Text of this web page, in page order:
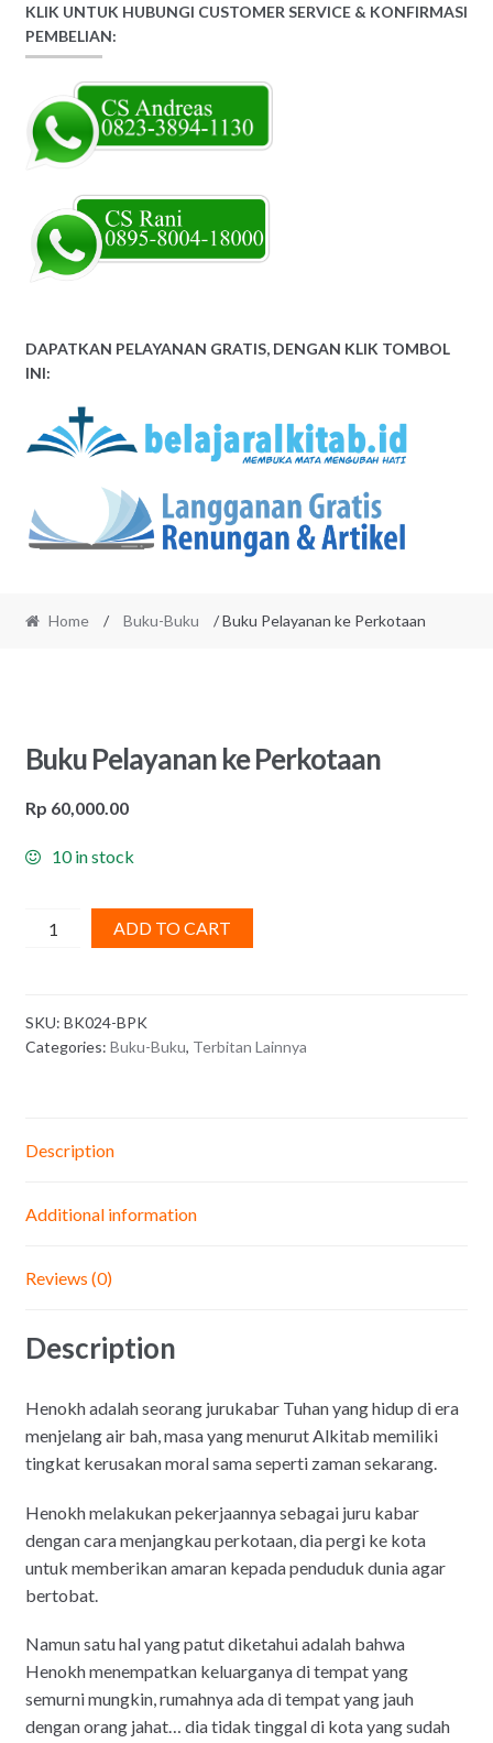
KLIK UNTUK HUBUNGI CUSTOMER SERVICE & KONFIRMASI
PEMBELIAN:
DAPATKAN PELAYANAN GRATIS, DENGAN KLIK TOMBOL
INI:
Home / Buku-Buku / Buku Pelayanan ke Perkotaan
Buku Pelayanan ke Perkotaan
Rp 60,000.00
10 in stock
Buku
Pelayanan
quantity
ADD TO CART
SKU: BK024-BPK
Categories: Buku-Buku, Terbitan Lainnya
Description
Additional information
Reviews (0)
Description
Henokh adalah seorang jurukabar Tuhan yang hidup di era
menjelang air bah, masa yang menurut Alkitab memiliki
tingkat kerusakan moral sama seperti zaman sekarang.
Henokh melakukan pekerjaannya sebagai juru kabar
dengan cara menjangkau perkotaan, dia pergi ke kota
untuk memberikan amaran kepada penduduk dunia agar
bertobat.
Namun satu hal yang patut diketahui adalah bahwa
Henokh menempatkan keluarganya di tempat yang
semurni mungkin, rumahnya ada di tempat yang jauh
dengan orang jahat… dia tidak tinggal di kota yang sudah